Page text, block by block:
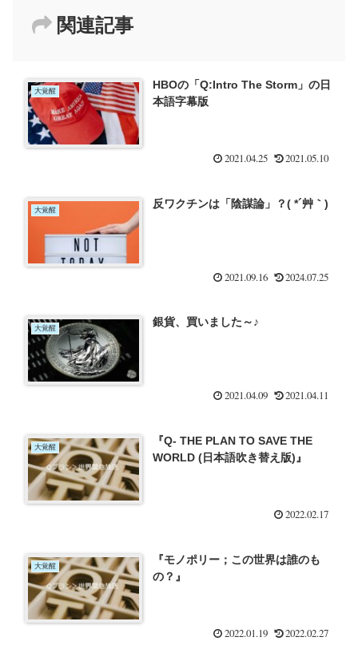
関連記事
大覚醒
HBOの「Q:Intro The Storm」の日
本語字幕版
2021.04.25 2021.05.10
大覚醒 反ワクチンは「陰謀論」？( *´艸｀)
2021.09.16 2024.07.25
大覚醒 銀貨、買いました～♪
2021.04.09 2021.04.11
大覚醒
『Q- THE PLAN TO SAVE THE
WORLD (日本語吹き替え版)』
2022.02.17
大覚醒
『モノポリー；この世界は誰のも
の？』
2022.01.19 2022.02.27